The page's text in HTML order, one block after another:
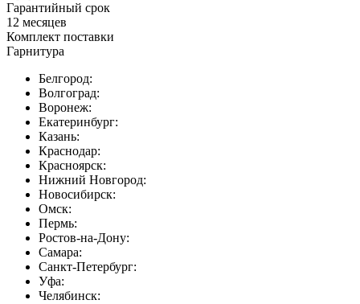
Гарантийный срок
12 месяцев
Комплект поставки
Гарнитура
Белгород:
Волгоград:
Воронеж:
Екатеринбург:
Казань:
Краснодар:
Красноярск:
Нижний Новгород:
Новосибирск:
Омск:
Пермь:
Ростов-на-Дону:
Самара:
Санкт-Петербург:
Уфа:
Челябинск: